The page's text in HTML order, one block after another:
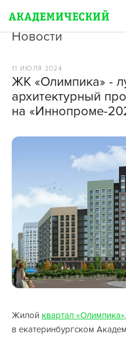
Новости
11 ИЮЛЯ 2024
ЖК «Олимпика» -
архитектурный
на «Иннопроме-
Жилой квартал «Олимпика»
в екатеринбургском